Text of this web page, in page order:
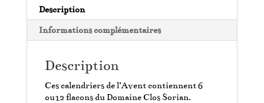
Description
Informations complémentaires
Description
Ces calendriers de l’Avent contiennent 6
ou12 flacons du Domaine Clos Sorian.